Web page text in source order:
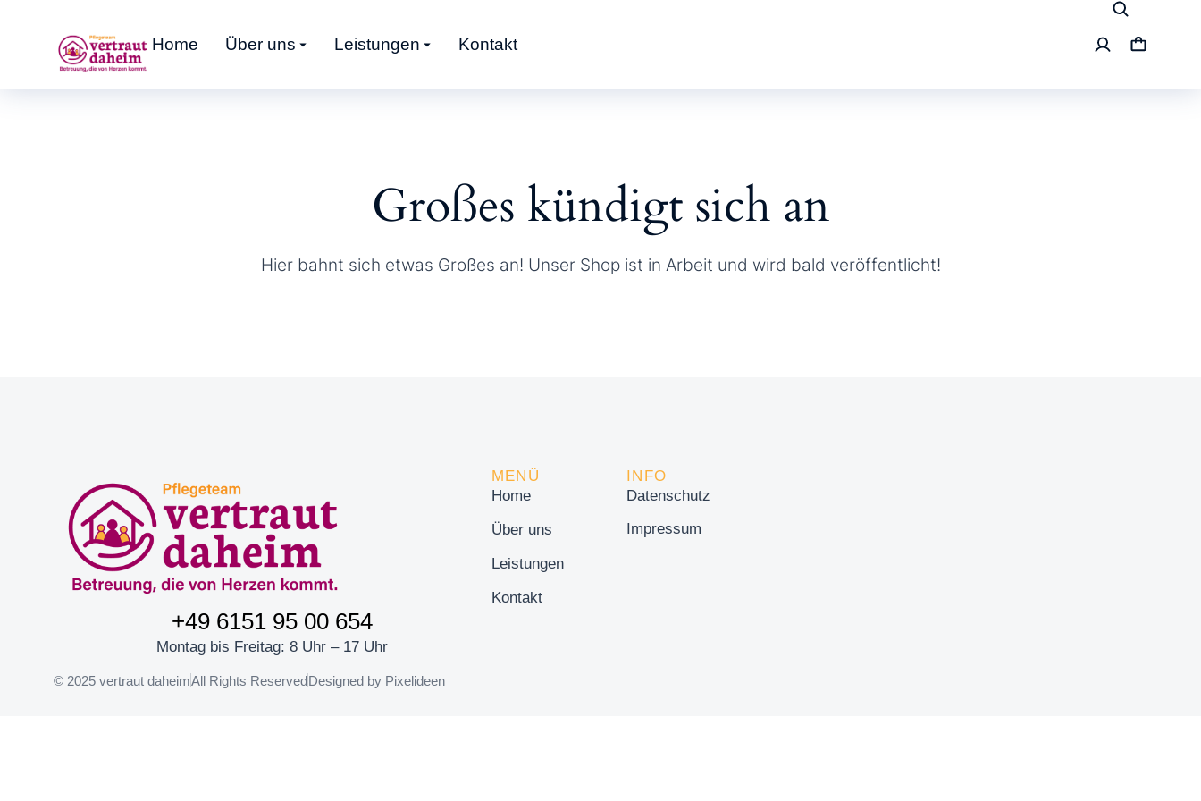
Home Über uns Leistungen Kontakt
Großes kündigt sich an
Hier bahnt sich etwas Großes an! Unser Shop ist in Arbeit und wird bald veröffentlicht!
+49 6151 95 00 654
Montag bis Freitag: 8 Uhr – 17 Uhr
MENÜ
Home
Über uns
Leistungen
Kontakt
INFO
Datenschutz
Impressum
© 2025 vertraut daheimAll Rights ReservedDesigned by Pixelideen